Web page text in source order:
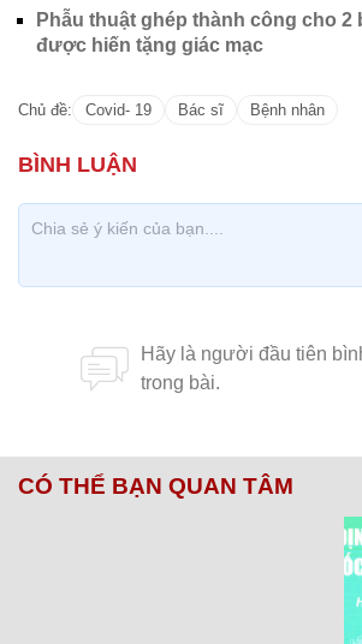
Phẫu thuật ghép thành công cho 2
được hiến tặng giác mạc
Chủ đề: Covid- 19 Bác sĩ Bệnh nhân
CÓ THỂ BẠN QUAN TÂM